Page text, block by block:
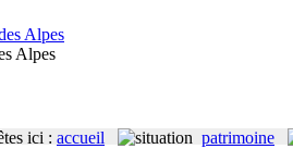
Alpes
ici : accueil patrimoine